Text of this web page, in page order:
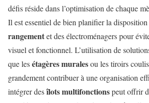
défis réside dans l’optimisation de chaque
Il est essentiel de bien planifier la disposition
rangementet des électroménagers pour
visuel et fonctionnel. L’utilisation de
que lesétagères muralesou les tiroirs
grandement contribuer à une organisation
intégrer desîlots multifonctionspeut offrir